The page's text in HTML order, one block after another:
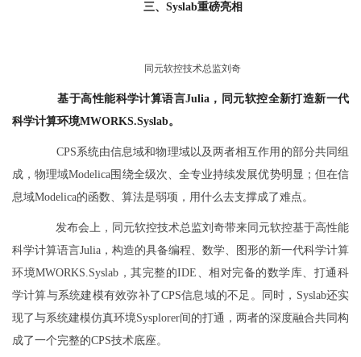
三、Syslab重磅亮相
同元软控技术总监刘奇
基于高性能科学计算语言Julia，同元软控全新打造新一代
科学计算环境MWORKS.Syslab。
CPS系统由信息域和物理域以及两者相互作用的部分共同组
成，物理域Modelica围绕全级次、全专业持续发展优势明显；但在信
息域Modelica的函数、算法是弱项，用什么去支撑成了难点。
发布会上，同元软控技术总监刘奇带来同元软控基于高性能
科学计算语言Julia，构造的具备编程、数学、图形的新一代科学计算
环境MWORKS.Syslab，其完整的IDE、相对完备的数学库、打通科
学计算与系统建模有效弥补了CPS信息域的不足。同时，Syslab还实
现了与系统建模仿真环境Sysplorer间的打通，两者的深度融合共同构
成了一个完整的CPS技术底座。